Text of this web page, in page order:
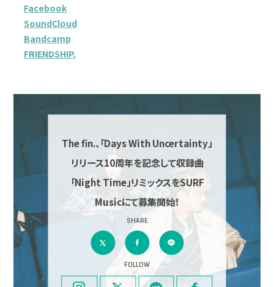
Facebook
SoundCloud
Bandcamp
FRIENDSHIP.
The fin.、「Days With Uncertainty」
リリース10周年を記念して収録曲
「Night Time」リミックスをSURF
Musicにて募集開始！
SHARE
FOLLOW